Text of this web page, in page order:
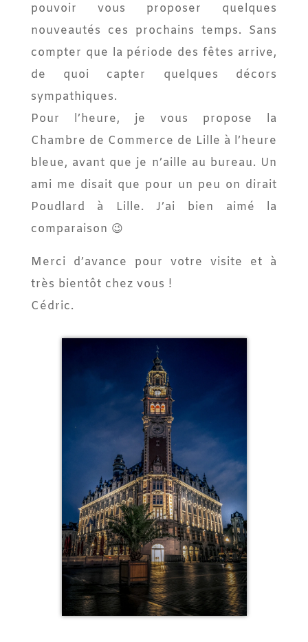
pouvoir vous proposer quelques
nouveautés ces prochains temps. Sans
compter que la période des fêtes arrive,
de quoi capter quelques décors
sympathiques.
Pour l’heure, je vous propose la
Chambre de Commerce de Lille à l’heure
bleue, avant que je n’aille au bureau. Un
ami me disait que pour un peu on dirait
Poudlard à Lille. J’ai bien aimé la
comparaison 😉
Merci d’avance pour votre visite et à
très bientôt chez vous !
Cédric.